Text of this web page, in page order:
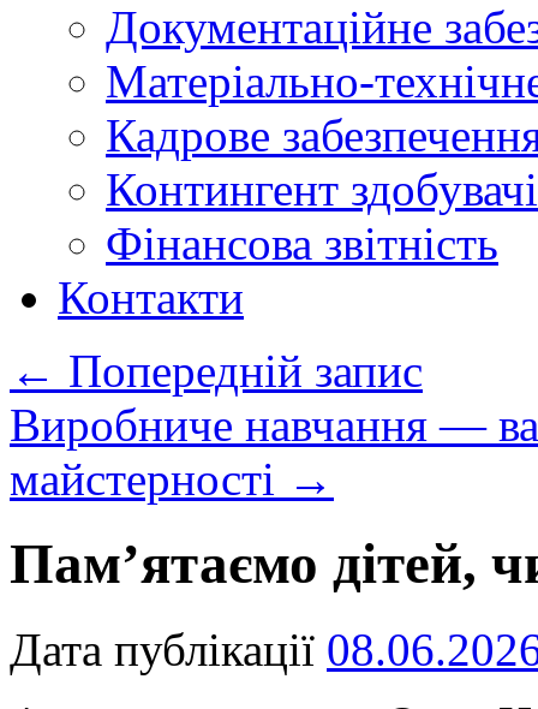
Документаційне
Матеріально-
Кадрове
Контингент
Фінансова звітність
Контакти
← Попередній запис
Виробниче навчання —
майстерності →
Пам’ятаємо дітей,
Дата публікації